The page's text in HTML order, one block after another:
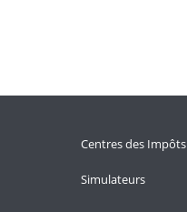
Centres des Impôts
Simulateurs